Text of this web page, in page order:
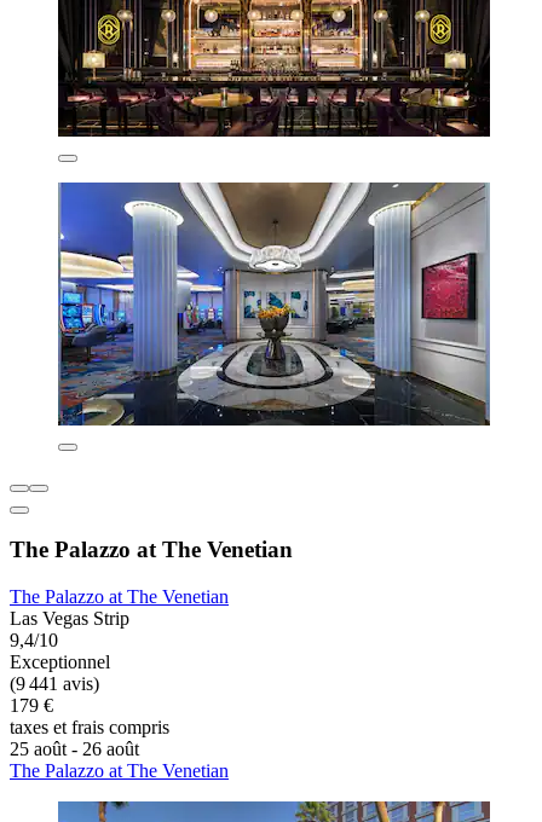
The Palazzo at The Venetian
The Palazzo at The Venetian
Las Vegas Strip
9,4/10
Exceptionnel
(9 441 avis)
179 €
taxes et frais compris
25 août - 26 août
The Palazzo at The Venetian